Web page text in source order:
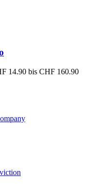
14.90 bis CHF 160.90